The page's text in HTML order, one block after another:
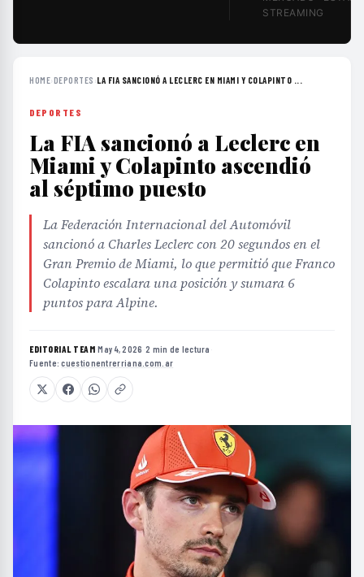
STREAMING
HOME›DEPORTES ›LA FIA SANCIONÓ A LECLERC EN MIAMI Y COLAPINTO ...
DEPORTES
La FIA sancionó a Leclerc en
Miami y Colapinto ascendió
al séptimo puesto
La Federación Internacional del Automóvil
sancionó a Charles Leclerc con 20 segundos en el
Gran Premio de Miami, lo que permitió que Franco
Colapinto escalara una posición y sumara 6
puntos para Alpine.
EDITORIAL TEAM·May 4, 2026 ·2 min de lectura ·
Fuente:cuestionentrerriana.com.ar